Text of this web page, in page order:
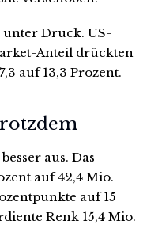
unter Druck. US-
Anteil drückten
auf 13,3 Prozent.
aus. Das
auf 42,4 Mio.
auf 15
Renk 15,4 Mio.